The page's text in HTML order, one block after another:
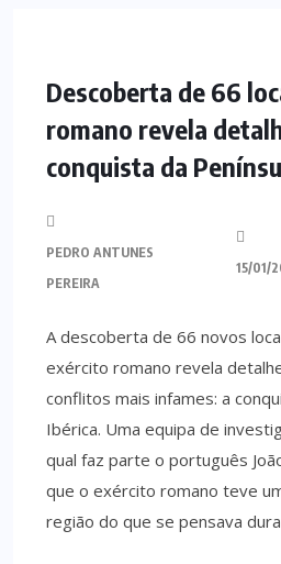
Descoberta de 66
romano revela
conquista da
PEDRO ANTUNES
PEREIRA
15/01/
A descoberta de 66 novos
exército romano revela
conflitos mais infames: a
Ibérica. Uma equipa de
qual faz parte o português
que o exército romano teve
região do que se pensava